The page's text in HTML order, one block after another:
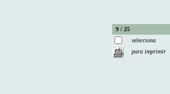
9 / 25
selecciona
para imprimir